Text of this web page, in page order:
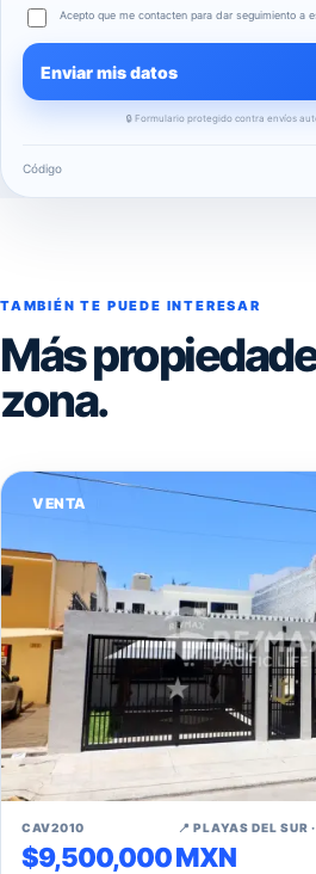
Acepto que me contacten para dar seguimiento a
Enviar mis datos
🔒 Formulario protegido contra envíos
Código
TAMBIÉN TE PUEDE INTERESAR
Más
zona.
VENTA
CAV2010 📍 PLAYAS DEL SUR
$9,500,000 MXN